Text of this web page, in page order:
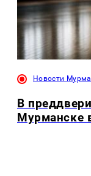
Новости
В
Мурманске